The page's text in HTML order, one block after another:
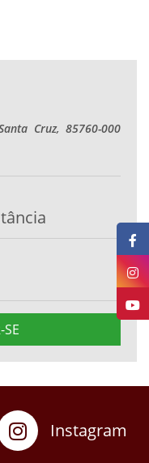
Cruz, 85760-000
SE
Instagram